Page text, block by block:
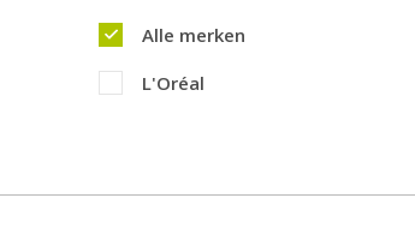
Alle merken
L'Oréal